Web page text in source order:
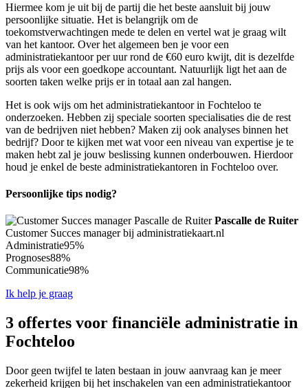
Hiermee kom je uit bij de partij die het beste aansluit bij jouw
persoonlijke situatie. Het is belangrijk om de
toekomstverwachtingen mede te delen en vertel wat je graag wilt
van het kantoor. Over het algemeen ben je voor een
administratiekantoor per uur rond de €60 euro kwijt, dit is dezelfde
prijs als voor een goedkope accountant. Natuurlijk ligt het aan de
soorten taken welke prijs er in totaal aan zal hangen.
Het is ook wijs om het administratiekantoor in Fochteloo te
onderzoeken. Hebben zij speciale soorten specialisaties die de rest
van de bedrijven niet hebben? Maken zij ook analyses binnen het
bedrijf? Door te kijken met wat voor een niveau van expertise je te
maken hebt zal je jouw beslissing kunnen onderbouwen. Hierdoor
houd je enkel de beste administratiekantoren in Fochteloo over.
Persoonlijke tips nodig?
Pascalle de Ruiter
Customer Succes manager bij administratiekaart.nl
Administratie95%
Prognoses88%
Communicatie98%
Ik help je graag
3 offertes voor financiële administratie in
Fochteloo
Door geen twijfel te laten bestaan in jouw aanvraag kan je meer
zekerheid krijgen bij het inschakelen van een administratiekantoor